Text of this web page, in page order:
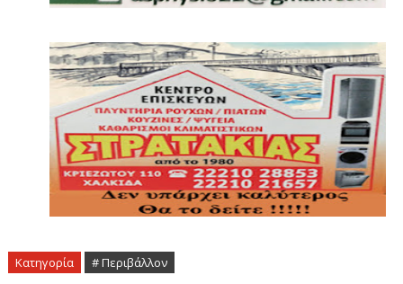
Κατηγορία # Περιβάλλον